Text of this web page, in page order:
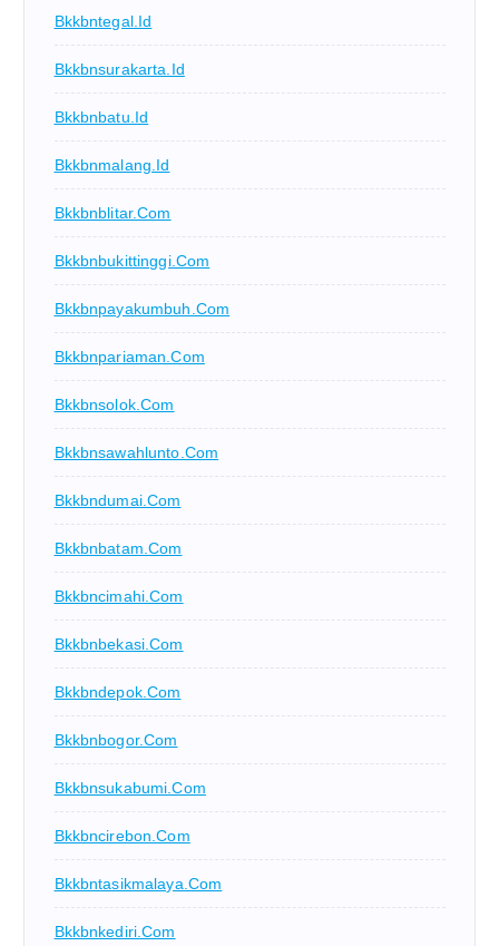
Bkkbntegal.id
Bkkbnsurakarta.id
Bkkbnbatu.id
Bkkbnmalang.id
Bkkbnblitar.com
Bkkbnbukittinggi.com
Bkkbnpayakumbuh.com
Bkkbnpariaman.com
Bkkbnsolok.com
Bkkbnsawahlunto.com
Bkkbndumai.com
Bkkbnbatam.com
Bkkbncimahi.com
Bkkbnbekasi.com
Bkkbndepok.com
Bkkbnbogor.com
Bkkbnsukabumi.com
Bkkbncirebon.com
Bkkbntasikmalaya.com
Bkkbnkediri.com